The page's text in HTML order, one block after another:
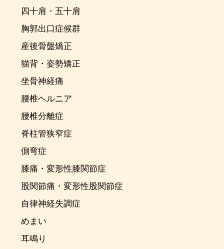
四十肩・五十肩
胸郭出口症候群
産後骨盤矯正
猫背・姿勢矯正
坐骨神経痛
腰椎ヘルニア
腰椎分離症
脊柱管狭窄症
側弯症
膝痛・変形性膝関節症
股関節痛・変形性股関節症
自律神経失調症
めまい
耳鳴り